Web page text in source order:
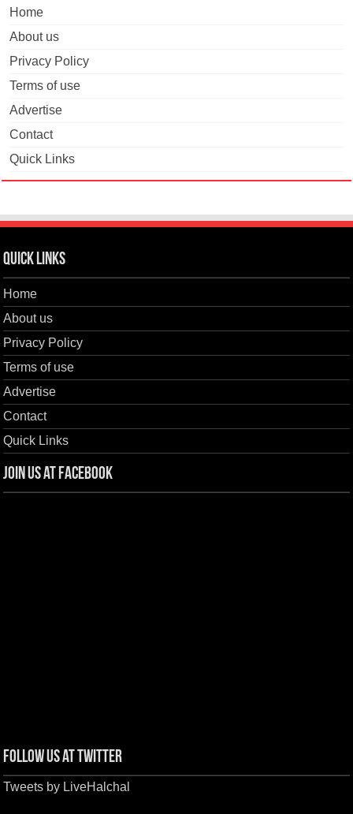
Home
About us
Privacy Policy
Terms of use
Advertise
Contact
Quick Links
Quick Links
Home
About us
Privacy Policy
Terms of use
Advertise
Contact
Quick Links
Join us at Facebook
Follow us at Twitter
Tweets by LiveHalchal